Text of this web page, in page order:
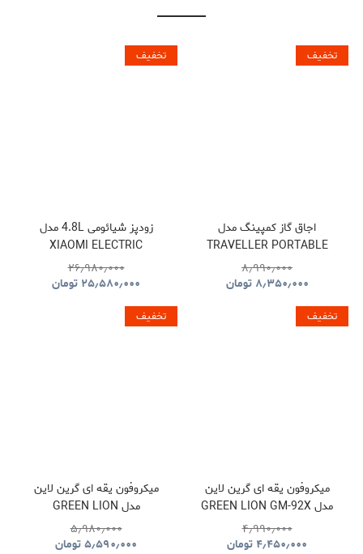
تخفیف
اجاق گاز کمپینگ مدل
TRAVELLER PORTABLE
BBQ HYBQ015
۸٫۹۹۰٫۰۰۰
۸٫۳۵۰٫۰۰۰ تومان
تخفیف
زودپز شیائومی 4.8L مدل
XIAOMI ELECTRIC
PRESSURE COOKER
۲۶٫۹۸۰٫۰۰۰
۲۵٫۵۸۰٫۰۰۰ تومان
تخفیف
میکروفون یقه ای گرین لاین
مدل GREEN LION GM-92X
GNGM92XWMBK
۴٫۹۹۰٫۰۰۰
۴٫۴۵۰٫۰۰۰ تومان
تخفیف
میکروفون یقه ای گرین لاین
مدل GREEN LION
GNGM93XMICBK
۵٫۹۸۰٫۰۰۰
۵٫۵۹۰٫۰۰۰تومان